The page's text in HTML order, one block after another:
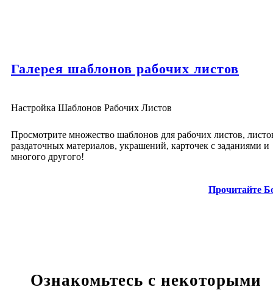
Галерея шаблонов рабочих листов
Настройка Шаблонов Рабочих Листов
Просмотрите множество шаблонов для рабочих листов,
раздаточных материалов, украшений, карточек с заданиями и
многого другого!
Прочитайте
Ознакомьтесь с некоторыми